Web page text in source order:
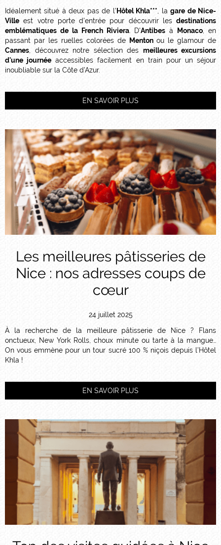
Idéalement situé à deux pas de l' Hôtel Khla***, lagare de Nice-
Ville est votre porte d'entrée pour découvrir les destinations
emblématiques de la French Riviera. D'Antibes à Monaco, en
passant par les ruelles colorées de
Menton ou le glamour de
Cannes, découvrez notre sélection des meilleures excursions
d'une journée accessibles facilement en train pour un séjour
inoubliable sur la Côte d'Azur.
EN SAVOIR PLUS
Les meilleures pâtisseries de
Nice : nos adresses coups de
cœur
24 juillet 2025
À la recherche de la meilleure pâtisserie de Nice ? Flans
onctueux, New York Rolls, choux minute ou tarte à la mangue…
On vous emmène pour un tour sucré 100 % niçois depuis l’Hôtel
Khla !
EN SAVOIR PLUS